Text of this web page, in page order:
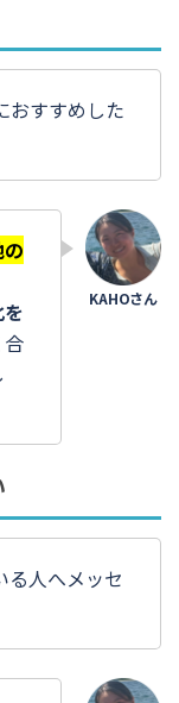
おすすめした
合
る人へメッセ